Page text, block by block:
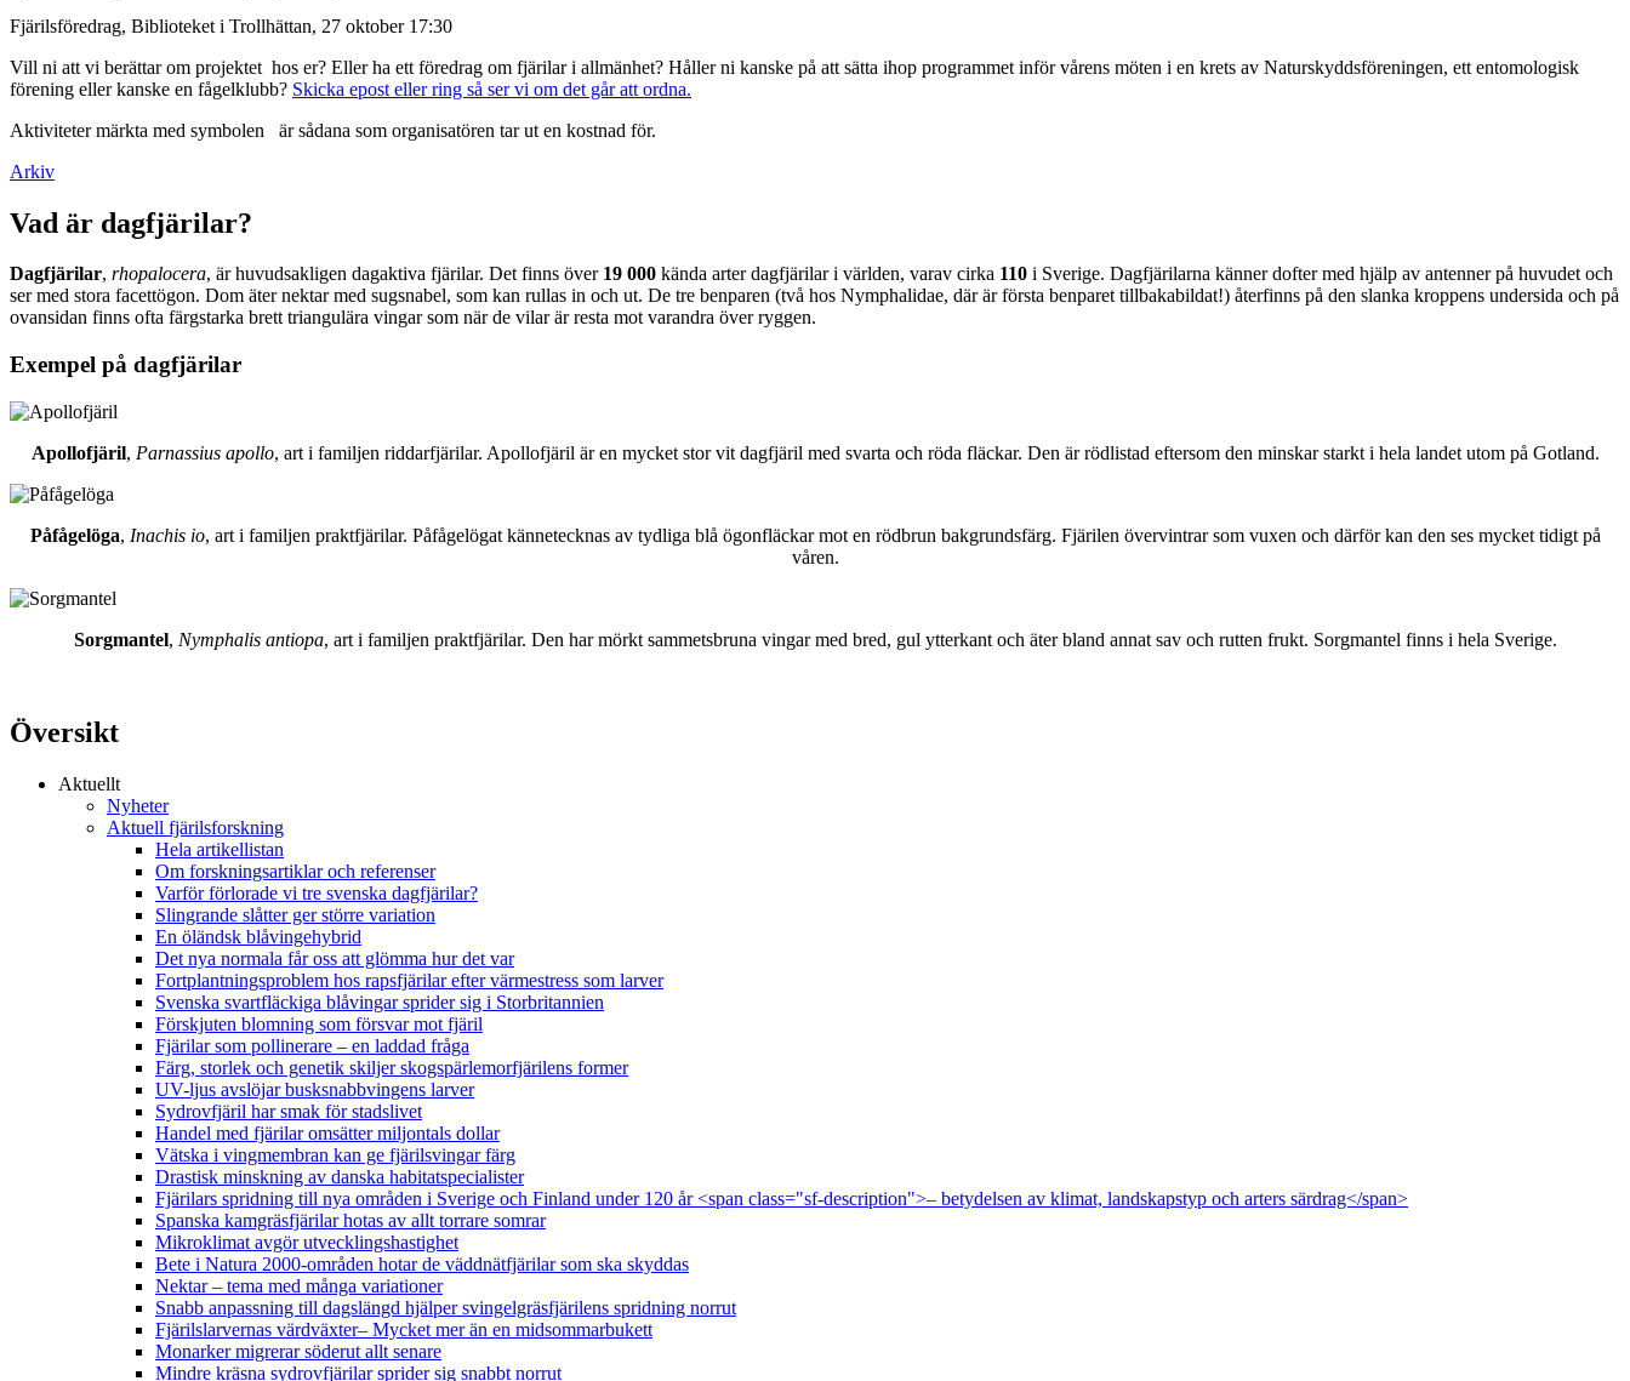
Fjärilsföredrag, Biblioteket i Trollhättan, 27 oktober 17:30
Vill ni att vi berättar om projektet hos er? Eller ha ett föredrag om fjärilar i allmänhet? Håller ni kanske på att sätta ihop programmet inför vårens möten i en krets av Naturskyddsföreningen, ett entomologisk
förening eller kanske en fågelklubb? Skicka epost eller ring så ser vi om det går att ordna.
Aktiviteter märkta med symbolen
är sådana som organisatören tar ut en kostnad för.
Arkiv
Vad är dagfjärilar?
Dagfjärilar, rhopalocera, är huvudsakligen dagaktiva fjärilar. Det finns över 19 000 kända arter dagfjärilar i världen, varav cirka 110 i Sverige. Dagfjärilarna känner dofter med hjälp av antenner på huvudet och
ser med stora facettögon. Dom äter nektar med sugsnabel, som kan rullas in och ut. De tre benparen (två hos Nymphalidae, där är första benparet tillbakabildat!) återfinns på den slanka kroppens undersida och på
ovansidan finns ofta färgstarka brett triangulära vingar som när de vilar är resta mot varandra över ryggen.
Exempel på dagfjärilar
Apollofjäril, Parnassius apollo, art i familjen riddarfjärilar. Apollofjäril är en mycket stor vit dagfjäril med svarta och röda fläckar. Den är rödlistad eftersom den minskar starkt i hela landet utom på Gotland.
Påfågelöga, Inachis io, art i familjen praktfjärilar. Påfågelögat kännetecknas av tydliga blå ögonfläckar mot en rödbrun bakgrundsfärg. Fjärilen övervintrar som vuxen och därför kan den ses mycket tidigt på
våren.
Sorgmantel, Nymphalis antiopa, art i familjen praktfjärilar. Den har mörkt sammetsbruna vingar med bred, gul ytterkant och äter bland annat sav och rutten frukt. Sorgmantel finns i hela Sverige.
Översikt
Aktuellt
Nyheter
Aktuell fjärilsforskning
Hela artikellistan
Om forskningsartiklar och referenser
Varför förlorade vi tre svenska dagfjärilar?
Slingrande slåtter ger större variation
En öländsk blåvingehybrid
Det nya normala får oss att glömma hur det var
Fortplantningsproblem hos rapsfjärilar efter värmestress som larver
Svenska svartfläckiga blåvingar sprider sig i Storbritannien
Förskjuten blomning som försvar mot fjäril
Fjärilar som pollinerare – en laddad fråga
Färg, storlek och genetik skiljer skogspärlemorfjärilens former
UV-ljus avslöjar busksnabbvingens larver
Sydrovfjäril har smak för stadslivet
Handel med fjärilar omsätter miljontals dollar
Vätska i vingmembran kan ge fjärilsvingar färg
Drastisk minskning av danska habitatspecialister
Fjärilars spridning till nya områden i Sverige och Finland under 120 år <span class="sf-description">– betydelsen av klimat, landskapstyp och arters särdrag</span>
Spanska kamgräsfjärilar hotas av allt torrare somrar
Mikroklimat avgör utvecklingshastighet
Bete i Natura 2000-områden hotar de väddnätfjärilar som ska skyddas
Nektar – tema med många variationer
Snabb anpassning till dagslängd hjälper svingelgräsfjärilens spridning norrut
Fjärilslarvernas värdväxter– Mycket mer än en midsommarbukett
Monarker migrerar söderut allt senare
Mindre kräsna sydrovfjärilar sprider sig snabbt norrut